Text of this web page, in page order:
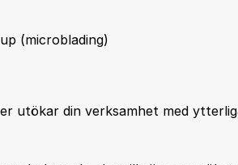
(microblading)
utökar din verksamhet med